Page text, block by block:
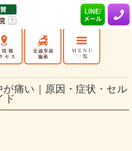
が痛い｜原因・症状・セル
ド